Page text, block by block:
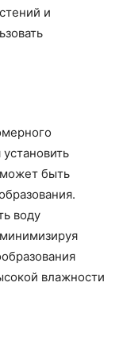
и
быть
воду
влажности